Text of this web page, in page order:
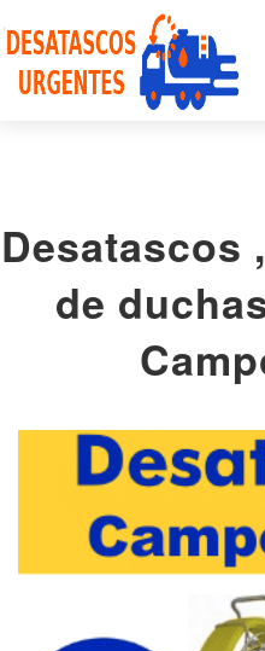
QUIENES SOMOS
ENCUENTRA TU LOCALIDAD
Desatascos
de